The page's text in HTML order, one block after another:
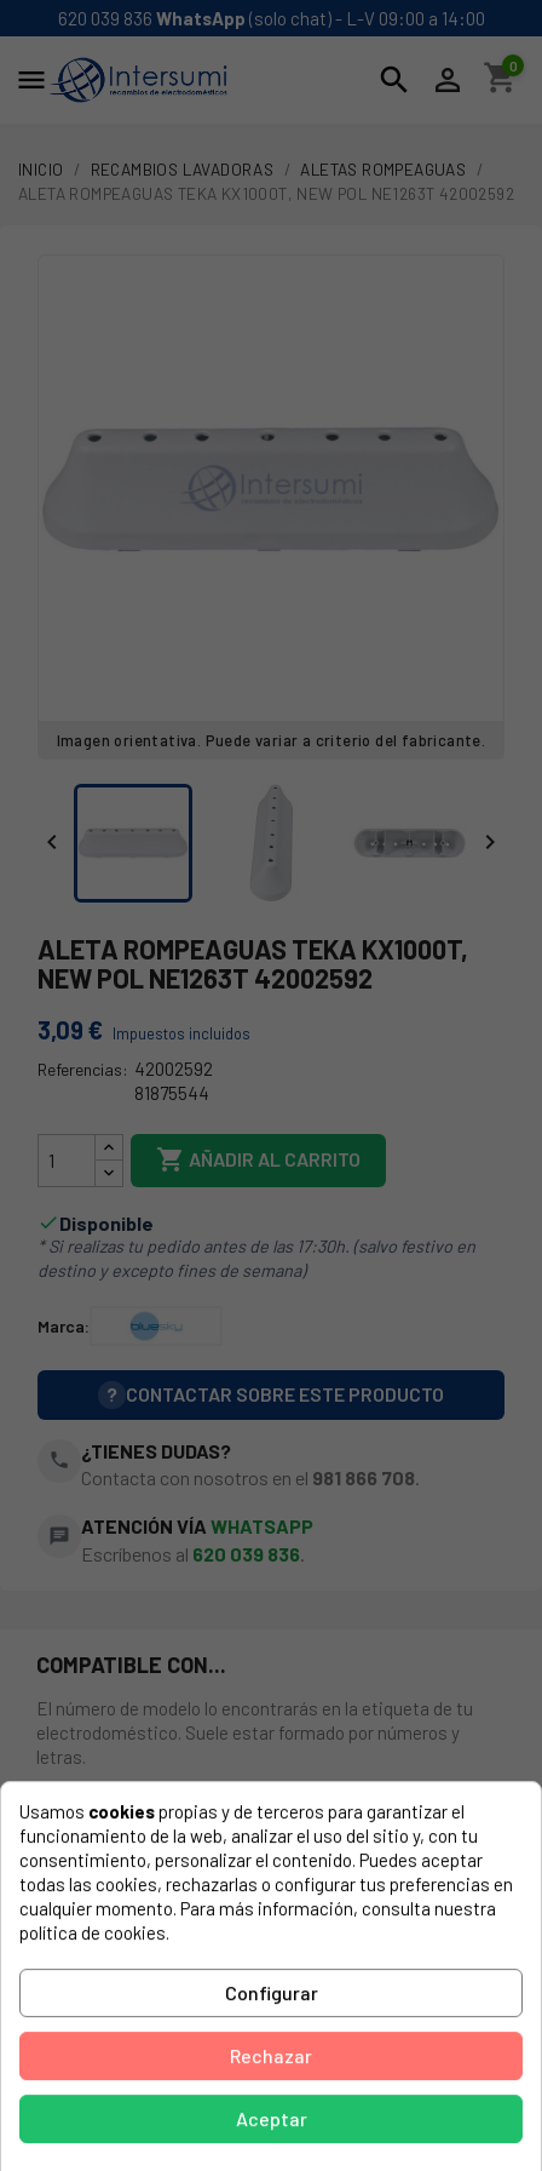
620 039 836 WhatsApp (solo chat) - L-V 09:00 a 14:00
 search  shopping_cart
0
INICIO RECAMBIOS LAVADORAS
ALETAS ROMPEAGUAS
ALETA ROMPEAGUAS TEKA KX1000T, NEW POL NE1263T 42002592
Imagen orientativa. Puede variar a criterio del fabricante.
 
ALETA ROMPEAGUAS TEKA KX1000T,
NEW POL NE1263T 42002592
3,09 € Impuestos incluidos
Referencias: 42002592
81875544
 AÑADIR AL CARRITO
Disponible
* Si realizas tu pedido antes de las 17:30h. (salvo festivo en
destino y excepto fines de semana)
Marca:
? CONTACTAR SOBRE ESTE PRODUCTO
phone
¿TIENES DUDAS?
Contacta con nosotros en el 981 866 708.
chat ATENCIÓN VÍA WHATSAPP
Escríbenos al 620 039 836
COMPATIBLE CON...
El número de modelo lo encontrarás en la etiqueta de tu
electrodoméstico. Suele estar formado por números y
letras.
Aleta rompeaguas Teka KX1000T, New Pol.
ACTION, A105QSJ
ACTION, A105QSJ (5300268711 10647199)
ACTION, A105QSJ (5300268712 10647199)
ACTION, A105QSJ (5300268713 10647199)
ACTION, A105QSJ (5300268714 10647199)
Usamos cookiespropias y de terceros para garantizar el
funcionamiento de la web, analizar el uso del sitio y, con tu
consentimiento, personalizar el contenido. Puedes aceptar
todas las cookies, rechazarlas o configurar tus preferencias en
cualquier momento. Para más información, consulta nuestra
política de cookies.
Configurar
Rechazar
Aceptar